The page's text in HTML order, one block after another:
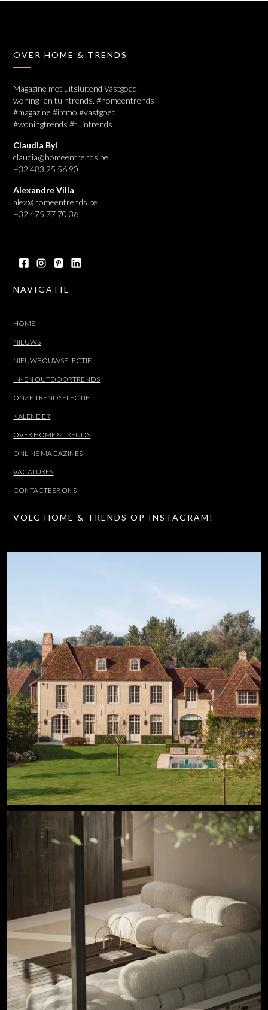
OVER HOME & TRENDS
Magazine met uitsluitend Vastgoed,
woning -en tuintrends. #homeentrends
#magazine #immo #vastgoed
#woningtrends #tuintrends
Claudia Byl
claudia@homeentrends.be
+32 483 25 56 90
Alexandre Villa
alex@homeentrends.be
+32 475 77 70 36
NAVIGATIE
HOME
NIEUWS
NIEUWBOUWSELECTIE
IN- EN OUTDOORTRENDS
ONZE TRENDSELECTIE
KALENDER
OVER HOME & TRENDS
ONLINE MAGAZINES
VACATURES
CONTACTEER ONS
VOLG HOME & TRENDS OP INSTAGRAM!